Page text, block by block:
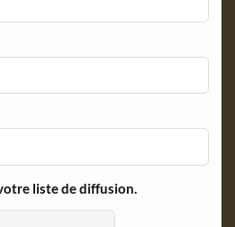
liste de diffusion.